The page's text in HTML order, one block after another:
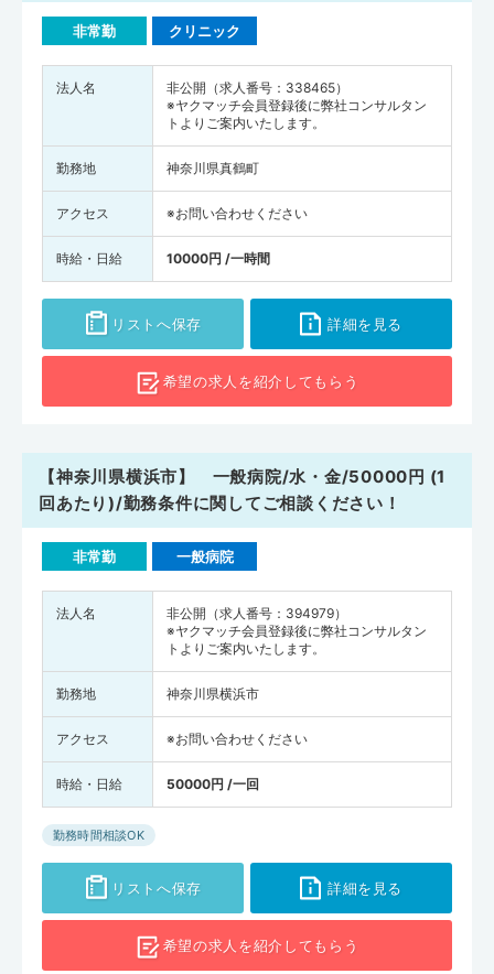
非常勤 クリニック
法人名
非公開（求人番号：338465）
※ヤクマッチ会員登録後に弊社コンサルタン
トよりご案内いたします。
勤務地 神奈川県真鶴町
アクセス ※お問い合わせください
時給・日給 10000円 /一時間
リストへ保存 詳細を見る
希望の求人を紹介してもらう
【神奈川県横浜市】 一般病院/水・金/50000円 (1
回あたり)/勤務条件に関してご相談ください！
非常勤 一般病院
法人名
非公開（求人番号：394979）
※ヤクマッチ会員登録後に弊社コンサルタン
トよりご案内いたします。
勤務地 神奈川県横浜市
アクセス ※お問い合わせください
時給・日給 50000円 /一回
勤務時間相談OK
リストへ保存 詳細を見る
希望の求人を紹介してもらう